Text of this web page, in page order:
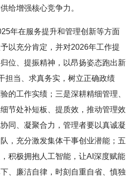
给增强核心竞争力。
年在服务提升和管理创新等方面
以充分肯定，并对2026年工作提
位、提振精神，以昂扬姿态跑出新
担当、求真务实，树立正确政绩
的工作实绩；三是深耕精细管理、
节处补短板、提质效，推动管理效
同、凝聚合力，管理者要以真诚凝
，充分激发集体干事创业潜能；五
积极拥抱人工智能，让AI深度赋能
、廉洁自律，时刻自重自省、慎独